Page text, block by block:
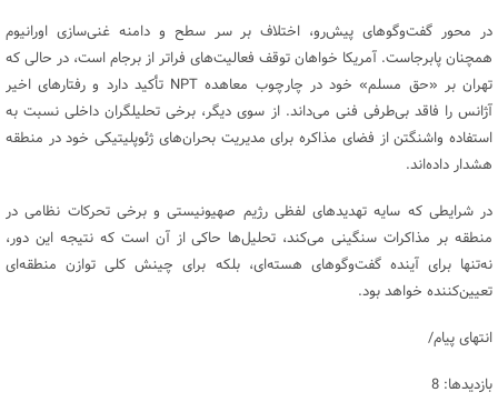
در محور گفت‌وگوهای پیش‌رو، اختلاف بر سر سطح و دامنه غنی‌سازی اورانیوم
همچنان پابرجاست. آمریکا خواهان توقف فعالیت‌های فراتر از برجام است، در حالی که
تهران بر «حق مسلم» خود در چارچوب معاهده NPT تأکید دارد و رفتارهای اخیر
آژانس را فاقد بی‌طرفی فنی می‌داند. از سوی دیگر، برخی تحلیلگران داخلی نسبت به
استفاده واشنگتن از فضای مذاکره برای مدیریت بحران‌های ژئوپلیتیکی خود در منطقه
هشدار داده‌اند.
در شرایطی که سایه تهدیدهای لفظی رژیم صهیونیستی و برخی تحرکات نظامی در
منطقه بر مذاکرات سنگینی می‌کند، تحلیل‌ها حاکی از آن است که نتیجه این دور،
نه‌تنها برای آینده گفت‌وگوهای هسته‌ای، بلکه برای چینش کلی توازن منطقه‌ای
تعیین‌کننده خواهد بود.
انتهای پیام/
بازدیدها: 8